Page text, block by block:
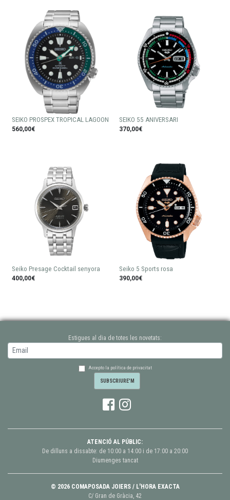
SEIKO PROSPEX TROPICAL LAGOON
560,00€
SEIKO 55 ANIVERSARI
370,00€
Seiko Presage Cocktail senyora
400,00€
Seiko 5 Sports rosa
390,00€
Estigues al dia de totes les novetats:
Accepto la política de privacitat
ATENCIÓ AL PÚBLIC:
De dilluns a dissabte: de 10:00 a 14:00 i de 17:00 a 20:00
Diumenges tancat
© 2026 COMAPOSADA JOIERS / L'HORA EXACTA
C/ Gran de Gràcia, 42